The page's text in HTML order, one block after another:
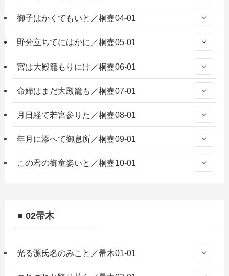
御子はかくてもいと／桐壺04-01
野分立ちてにはかに／桐壺05-01
宮は大殿籠もりにけ／桐壺06-01
命婦はまだ大殿籠も／桐壺07-01
月日経て若宮参りた／桐壺08-01
年月に添へて御息所／桐壺09-01
この君の御童姿いと／桐壺10-01
■ 02帚木
光る源氏名のみこと／帚木01-01